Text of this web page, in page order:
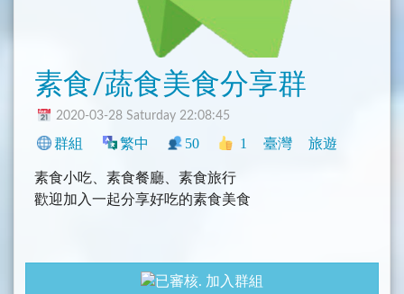
素食/蔬食美食分享群
2020-03-28 Saturday 22:08:45
群組 繁中 50 1 臺灣 旅遊
素食小吃、素食餐廳、素食旅行
歡迎加入一起分享好吃的素食美食
加入群組